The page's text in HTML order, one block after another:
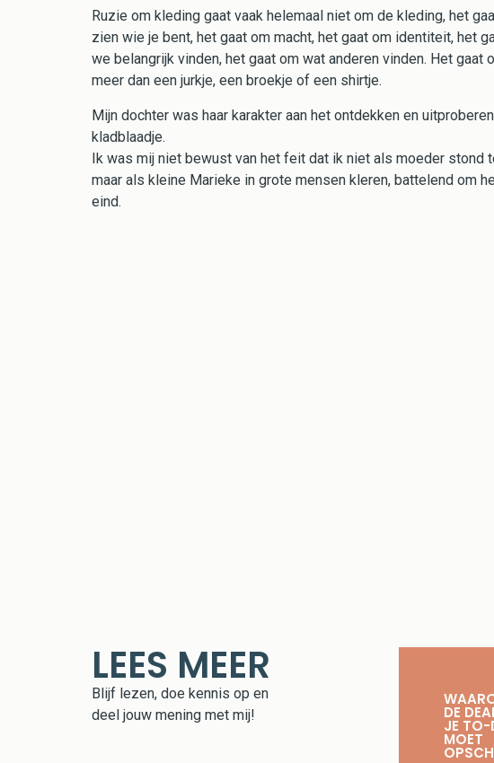
Ruzie om kleding gaat vaak helemaal niet om de kleding, het
zien wie je bent, het gaat om macht, het gaat om identiteit, het
we belangrijk vinden, het gaat om wat anderen vinden. Het gaat
meer dan een jurkje, een broekje of een shirtje.
Mijn dochter was haar karakter aan het ontdekken en
kladblaadje.
Ik was mij niet bewust van het feit dat ik niet als moeder stond
maar als kleine Marieke in grote mensen kleren, battelend om
eind.
LEES MEER
Blijf lezen, doe kennis op en
deel jouw mening met mij!
DE
JE TO-
MOET